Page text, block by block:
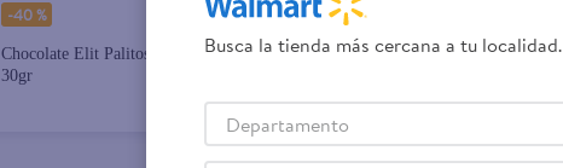
-40 %
Chocolate Elit Palitosdhelado Dubai
30gr
-40 %
Chocolate Eggy Elit Huevo Pascua
Busca la tienda más cercana a tu localidad.
Departamento